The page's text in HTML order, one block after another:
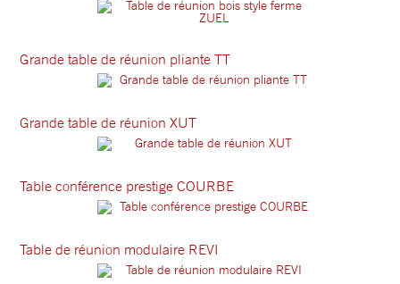
Grande table de réunion pliante TT
Grande table de réunion XUT
Table conférence prestige COURBE
Table de réunion modulaire REVI